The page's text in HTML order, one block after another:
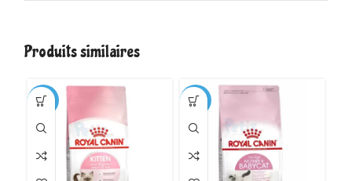
Produits similaires
-1% -11%